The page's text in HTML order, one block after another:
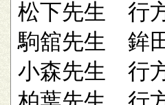
松下先生 行
駒舘先生 鉾
小森先生 行